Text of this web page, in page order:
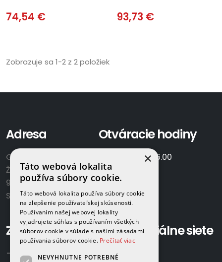
74,54 € 93,73 €
Zobrazuje sa 1-2 z 2 položiek
Adresa
GAMAPLYN s.r.o.
Železničná 570/8
922 02 Krakovany
Slovensko
Otváracie hodiny
7.00 - 16.00
So:
Zavolajte nám:
+421 918 524 702
Sociálne siete
×
Táto webová lokalita
používa súbory cookie.
Táto webová lokalita používa súbory cookie
na zlepšenie používateľskej skúsenosti.
Používaním našej webovej lokality
vyjadrujete súhlas s používaním všetkých
súborov cookie v súlade s našimi zásadami
používania súborov cookie. Prečítať viac
NEVYHNUTNE POTREBNÉ